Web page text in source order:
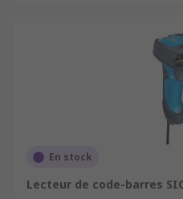
En stock
Lecteur de code-barres